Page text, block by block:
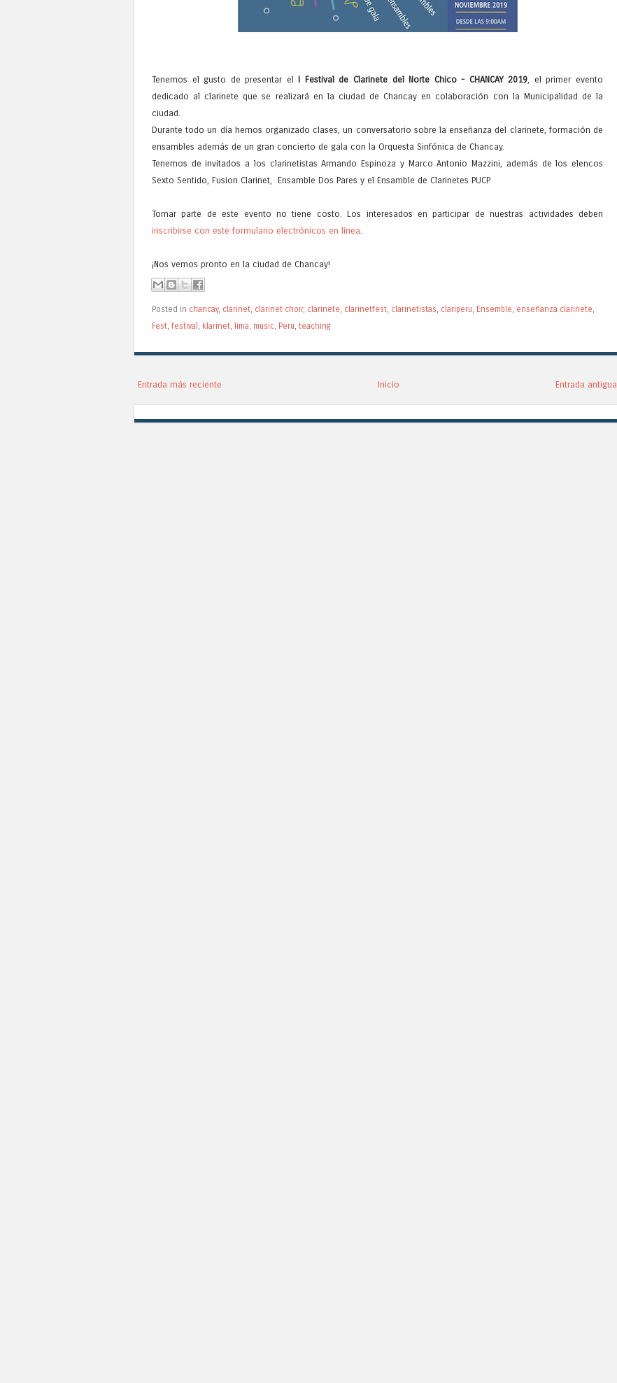
Tenemos el gusto de presentar el I Festival de Clarinete del Norte Chico - CHANCAY 2019, el primer evento
dedicado al clarinete que se realizará en la ciudad de Chancay en colaboración con la Municipalidad de la
ciudad.
Durante todo un día hemos organizado clases, un conversatorio sobre la enseñanza del clarinete, formación de
ensambles además de un gran concierto de gala con la Orquesta Sinfónica de Chancay.
Tenemos de invitados a los clarinetistas Armando Espinoza y Marco Antonio Mazzini, además de los elencos
Sexto Sentido, Fusion Clarinet, Ensamble Dos Pares y el Ensamble de Clarinetes PUCP.
Tomar parte de este evento no tiene costo. Los interesados en participar de nuestras actividades deben
inscribirse con este formulario electrónicos en línea.
¡Nos vemos pronto en la ciudad de Chancay!
Posted in chancay, clarinet clarinet choir, clarinete clarinetfest clarinetistas clariperu Ensemble enseñanza clarinete
Fest festival klarinet lima music Peru teaching
Entrada más reciente Entrada antigua
Inicio